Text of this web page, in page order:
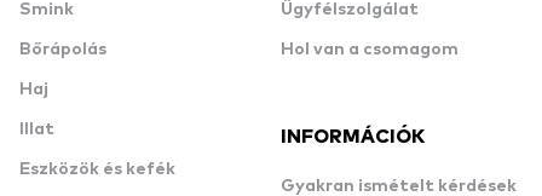
Smink
Bőrápolás
Haj
Illat
Eszközök és kefék
Ügyfélszolgálat
Hol van a csomagom
INFORMÁCIÓK
Gyakran ismételt kérdések